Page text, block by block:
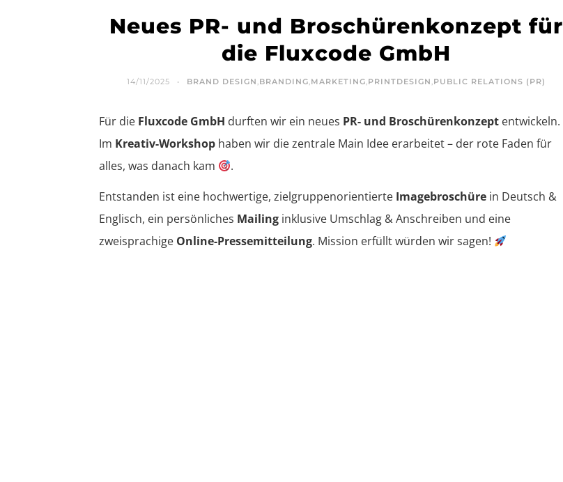
Neues PR- und Broschürenkonzept für
die Fluxcode GmbH
14/11/2025 BRAND DESIGN,BRANDING,MARKETING,PRINTDESIGN,PUBLIC RELATIONS (PR)
Für die Fluxcode GmbH durften wir ein neues PR- und Broschürenkonzept entwickeln.
Im Kreativ-Workshop haben wir die zentrale Main Idee erarbeitet – der rote Faden für
alles, was danach kam
.
Entstanden ist eine hochwertige, zielgruppenorientierte Imagebroschüre in Deutsch &
Englisch, ein persönliches Mailing inklusive Umschlag & Anschreiben und eine
zweisprachige Online-Pressemitteilung. Mission erfüllt würden wir sagen!